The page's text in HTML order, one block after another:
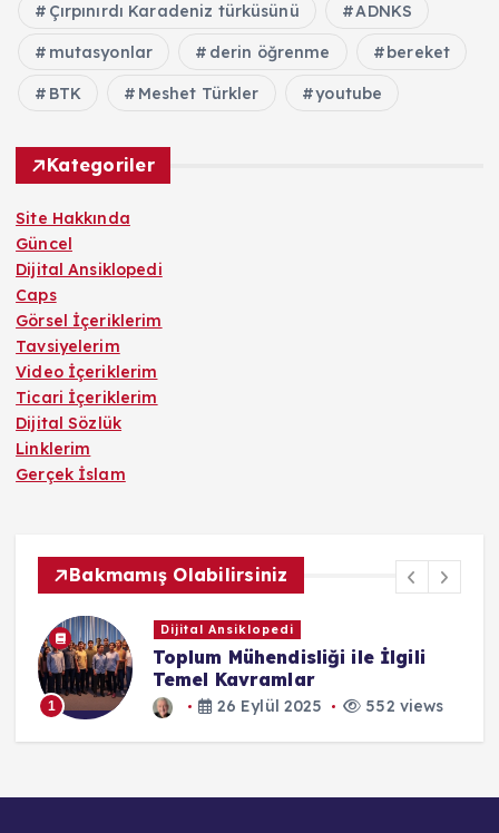
Çırpınırdı Karadeniz türküsünü ADNKS
mutasyonlar derin öğrenme bereket
BTK Meshet Türkler youtube
Kategoriler
Site Hakkında
Güncel
Dijital Ansiklopedi
Caps
Görsel İçeriklerim
Tavsiyelerim
Video İçeriklerim
Ticari İçeriklerim
Dijital Sözlük
Linklerim
Gerçek İslam
Bakmamış Olabilirsiniz
1
Dijital Ansiklopedi
Toplum Mühendisliği ile İlgili
Temel Kavramlar
26 Eylül 2025 552 views